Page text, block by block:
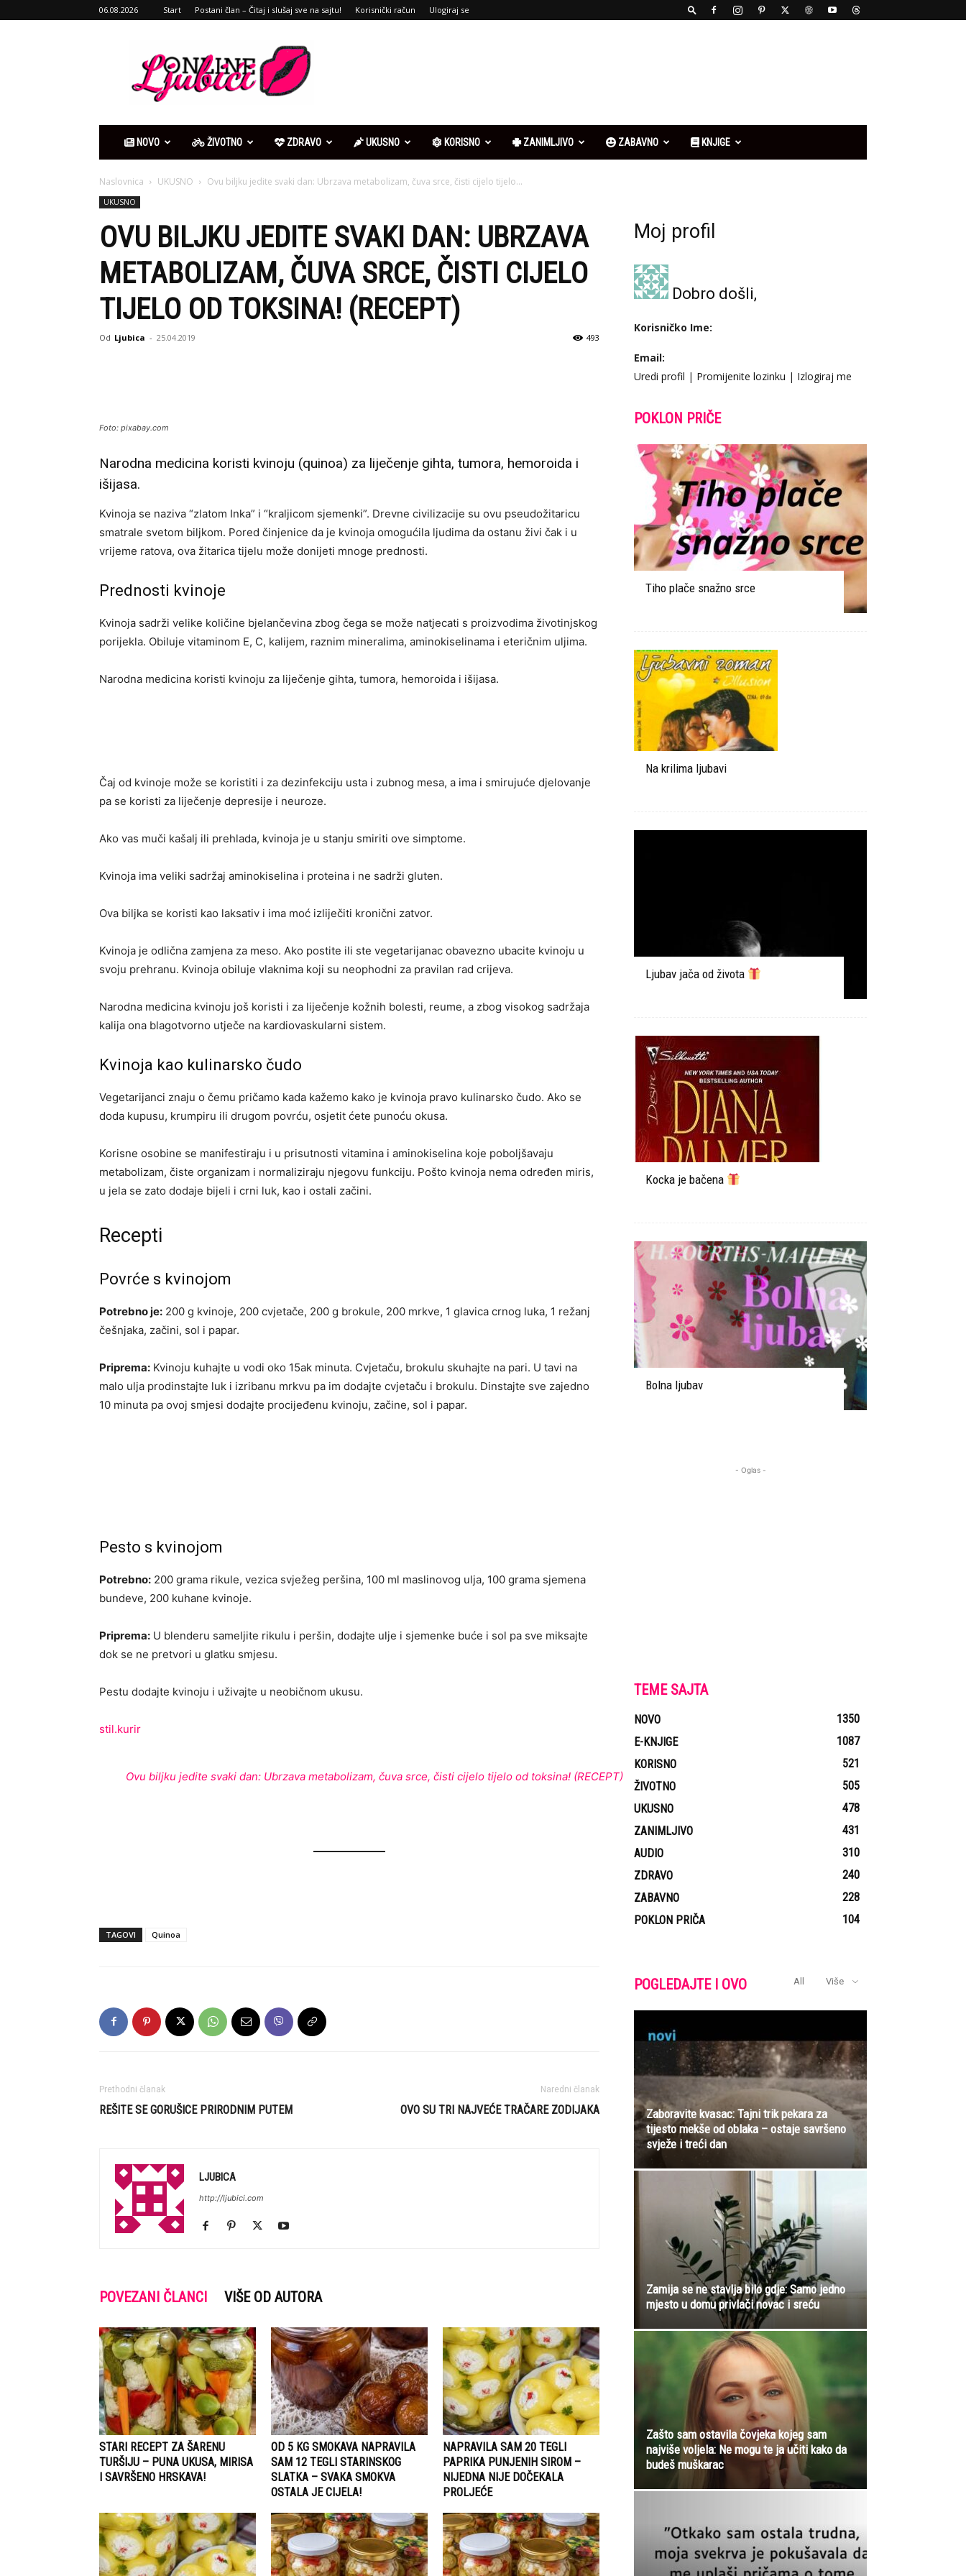
06.08.2026 Start Postani član – Čitaj i slušaj sve na sajtu! Korisnički račun Ulogiraj se
online
NOVO ŽIVOTNO ZDRAVO UKUSNO KORISNO ZANIMLJIVO ZABAVNO KNJIGE
Naslovnica UKUSNO Ovu biljku jedite svaki dan: Ubrzava metabolizam, čuva srce, čisti cijelo tijelo...
UKUSNO
OVU BILJKU JEDITE SVAKI DAN: UBRZAVA
METABOLIZAM, ČUVA SRCE, ČISTI CIJELO
TIJELO OD TOKSINA! (RECEPT)
Od Ljubica - 25.04.2019 493
Foto: pixabay.com
Narodna medicina koristi kvinoju (quinoa) za liječenje gihta, tumora, hemoroida i
išijasa.
Kvinoja se naziva “zlatom Inka” i “kraljicom sjemenki”. Drevne civilizacije su ovu pseudožitaricu
smatrale svetom biljkom. Pored činjenice da je kvinoja omogućila ljudima da ostanu živi čak i u
vrijeme ratova, ova žitarica tijelu može donijeti mnoge prednosti.
Prednosti kvinoje
Kvinoja sadrži velike količine bjelančevina zbog čega se može natjecati s proizvodima životinjskog
porijekla. Obiluje vitaminom E, C, kalijem, raznim mineralima, aminokiselinama i eteričnim uljima.
Narodna medicina koristi kvinoju za liječenje gihta, tumora, hemoroida i išijasa.
Čaj od kvinoje može se koristiti i za dezinfekciju usta i zubnog mesa, a ima i smirujuće djelovanje
pa se koristi za liječenje depresije i neuroze.
Ako vas muči kašalj ili prehlada, kvinoja je u stanju smiriti ove simptome.
Kvinoja ima veliki sadržaj aminokiselina i proteina i ne sadrži gluten.
Ova biljka se koristi kao laksativ i ima moć izliječiti kronični zatvor.
Kvinoja je odlična zamjena za meso. Ako postite ili ste vegetarijanac obavezno ubacite kvinoju u
svoju prehranu. Kvinoja obiluje vlaknima koji su neophodni za pravilan rad crijeva.
Narodna medicina kvinoju još koristi i za liječenje kožnih bolesti, reume, a zbog visokog sadržaja
kalija ona blagotvorno utječe na kardiovaskularni sistem.
Kvinoja kao kulinarsko čudo
Vegetarijanci znaju o čemu pričamo kada kažemo kako je kvinoja pravo kulinarsko čudo. Ako se
doda kupusu, krumpiru ili drugom povrću, osjetit ćete punoću okusa.
Korisne osobine se manifestiraju i u prisutnosti vitamina i aminokiselina koje poboljšavaju
metabolizam, čiste organizam i normaliziraju njegovu funkciju. Pošto kvinoja nema određen miris,
u jela se zato dodaje bijeli i crni luk, kao i ostali začini.
Recepti
Povrće s kvinojom
Potrebno je: 200 g kvinoje, 200 cvjetače, 200 g brokule, 200 mrkve, 1 glavica crnog luka, 1 režanj
češnjaka, začini, sol i papar.
Priprema: Kvinoju kuhajte u vodi oko 15ak minuta. Cvjetaču, brokulu skuhajte na pari. U tavi na
malo ulja prodinstajte luk i izribanu mrkvu pa im dodajte cvjetaču i brokulu. Dinstajte sve zajedno
10 minuta pa ovoj smjesi dodajte procijeđenu kvinoju, začine, sol i papar.
Pesto s kvinojom
Potrebno: 200 grama rikule, vezica svježeg peršina, 100 ml maslinovog ulja, 100 grama sjemena
bundeve, 200 kuhane kvinoje.
Priprema: U blenderu sameljite rikulu i peršin, dodajte ulje i sjemenke buće i sol pa sve miksajte
dok se ne pretvori u glatku smjesu.
Pestu dodajte kvinoju i uživajte u neobičnom ukusu.
stil.kurir
Ovu biljku jedite svaki dan: Ubrzava metabolizam, čuva srce, čisti cijelo tijelo od toksina! (RECEPT)
TAGOVI Quinoa
Prethodni članak
REŠITE SE GORUŠICE PRIRODNIM PUTEM
Naredni članak
OVO SU TRI NAJVEĆE TRAČARE ZODIJAKA
LJUBICA
http://ljubici.com
POVEZANI ČLANCI VIŠE OD AUTORA
STARI RECEPT ZA ŠARENU
TURŠIJU – PUNA UKUSA, MIRISA
I SAVRŠENO HRSKAVA!
OD 5 KG SMOKAVA NAPRAVILA
SAM 12 TEGLI STARINSKOG
SLATKA – SVAKA SMOKVA
OSTALA JE CIJELA!
NAPRAVILA SAM 20 TEGLI
PAPRIKA PUNJENIH SIROM –
NIJEDNA NIJE DOČEKALA
PROLJEĆE
Moj profil
Dobro došli,
Korisničko Ime:
Email:
Uredi profil | Promijenite lozinku | Izlogiraj me
POKLON PRIČE
Tiho plače snažno srce
Na krilima ljubavi
Ljubav jača od života
Kocka je bačena
Bolna ljubav
- Oglas -
TEME SAJTA
NOVO
1350
E-KNJIGE
1087
KORISNO
521
ŽIVOTNO
505
UKUSNO
478
ZANIMLJIVO
431
AUDIO
310
ZDRAVO
240
ZABAVNO
228
POKLON PRIČA
104
POGLEDAJTE I OVO All Više
Zaboravite kvasac: Tajni trik pekara za
tijesto mekše od oblaka – ostaje savršeno
svježe i treći dan
Zamija se ne stavlja bilo gdje: Samo jedno
mjesto u domu privlači novac i sreću
Zašto sam ostavila čovjeka kojeg sam
najviše voljela: Ne mogu te ja učiti kako da
budeš muškarac